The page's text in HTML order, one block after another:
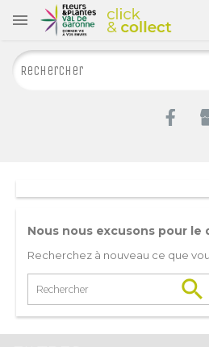
Nous nous excusons pour le
Recherchez à nouveau ce que
